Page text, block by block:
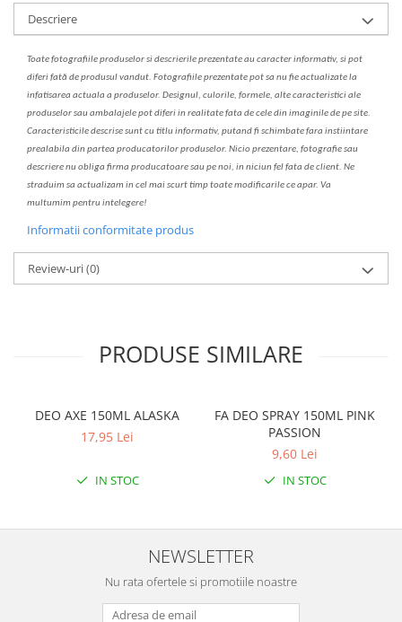
Descriere
Toate fotografiile produselorsidescrierileprezentate au caracter informativ, si pot
diferi fată de produsul vandut. Fotografiile prezentate pot sa nu fie actualizate la
infatisarea actuala a produselor. Designul, culorile, formele, alte caracteristici ale
produselor sau ambalajele pot diferi in realitate fata de cele din imaginile de pe site.
Caracteristicile descrise sunt cu titlu informativ, putand fi schimbate fara instiintare
prealabila din partea producatorilor produselor. Nicio prezentare, fotografie sau
descriere nu obliga firma producatoare sau pe noi, in niciun fel fata de client. Ne
straduim sa actualizam in cel mai scurt timp toate modificarile ce apar. Va
multumim pentru intelegere!
Informatii conformitate produs
Review-uri(0)
PRODUSE SIMILARE
DEO AXE 150ML ALASKA
17,95 Lei
IN STOC
FA DEO SPRAY 150ML PINK
PASSION
9,60 Lei
IN STOC
NEWSLETTER
Nu rata ofertele si promotiile noastre